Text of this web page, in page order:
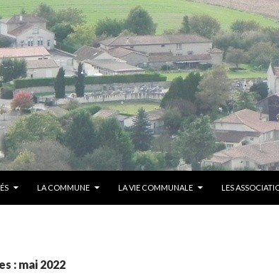
LA COMMUNE LA VIE COMMUNALE LES
: mai 2022